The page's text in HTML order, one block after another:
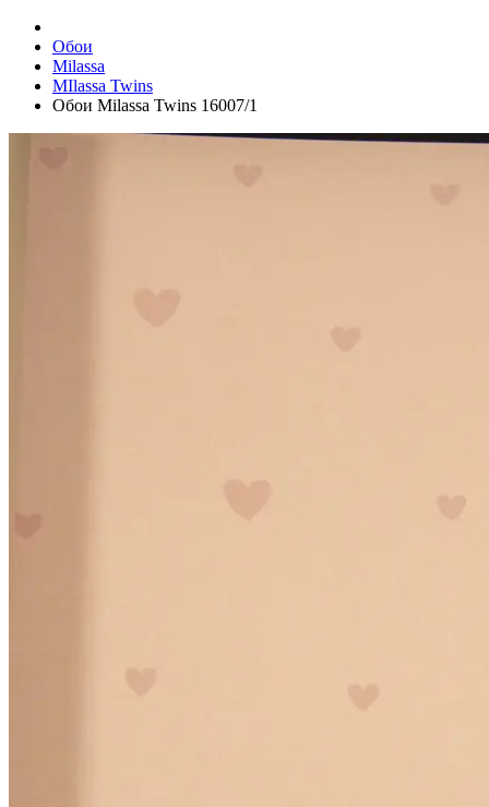
Обои
Milassa
MIlassa Twins
Обои Milassa Twins 16007/1